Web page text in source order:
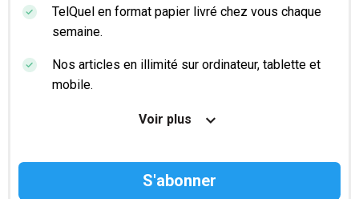
TelQuel en format papier livré chez vous chaque
semaine.
Nos articles en illimité sur ordinateur, tablette et
mobile.
Le magazine TelQuel en numérique avant la sortie
Voir plus